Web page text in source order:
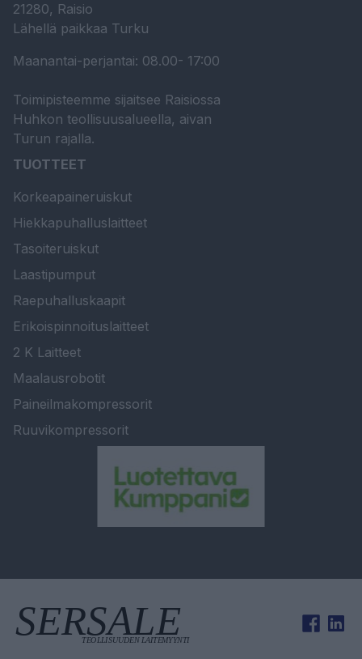
21280, Raisio
Lähellä paikkaa Turku
Maanantai-perjantai: 08.00- 17:00
Toimipisteemme sijaitsee Raisiossa
Huhkon teollisuusalueella, aivan
Turun rajalla.
TUOTTEET
Korkeapaineruiskut
Hiekkapuhalluslaitteet
Tasoiteruiskut
Laastipumput
Raepuhalluskaapit
Erikoispinnoituslaitteet
2 K Laitteet
Maalausrobotit
Paineilmakompressorit
Ruuvikompressorit